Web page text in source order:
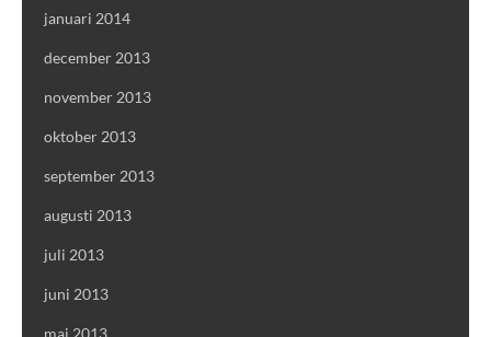
januari 2014
december 2013
november 2013
oktober 2013
september 2013
augusti 2013
juli 2013
juni 2013
maj 2013